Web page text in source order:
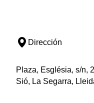
Dirección
Plaza, Església, s/n,
Sió, La Segarra,